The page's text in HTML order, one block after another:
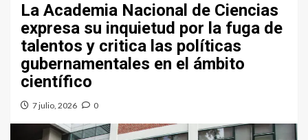
La Academia Nacional de Ciencias
expresa su inquietud por la fuga de
talentos y critica las políticas
gubernamentales en el ámbito
científico
7 julio, 2026 0